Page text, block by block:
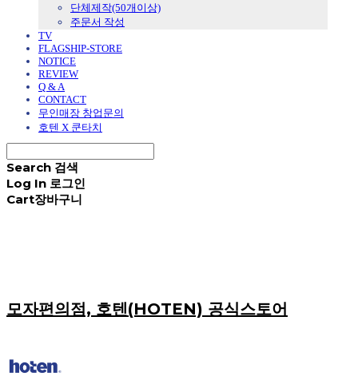
단체제작(50개이상)
주문서 작성
TV
FLAGSHIP-STORE
NOTICE
REVIEW
Q & A
CONTACT
무인매장 창업문의
호텐 X 쿤타치
Search 검색
Log In 로그인
Cart장바구니
모자편의점, 호텐(HOTEN) 공식스토어